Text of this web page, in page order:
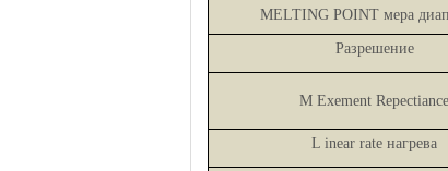
MELTING POINT мера
Разрешение
M Exement Repectiance
L inear rate нагрева